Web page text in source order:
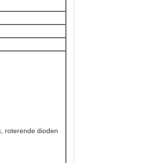
roterende dioden